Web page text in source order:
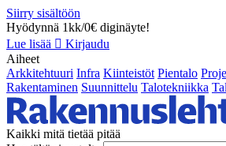
Siirry sisältöön
Hyödynnä 1kk/0€ diginäyte!
Lue lisää
Kirjaudu
Aiheet
Arkkitehtuuri Infra Kiinteistöt Pientalo
Rakentaminen Suunnittelu Talotekniikka
Kaikki mitä tietää pitää